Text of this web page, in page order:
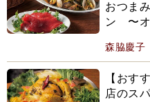
おつま
ン 〜オ
森脇慶子
【おす
店のス